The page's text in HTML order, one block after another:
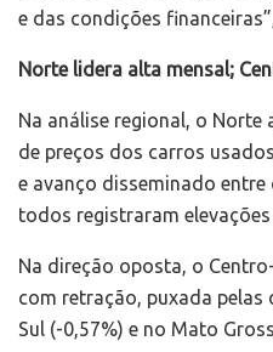
e das condições
Norte lidera alta mensal;
Na análise regional, o
de preços dos carros
e avanço disseminado
todos registraram
Na direção oposta, o
com retração, puxada
Sul (-0,57%) e no Mato